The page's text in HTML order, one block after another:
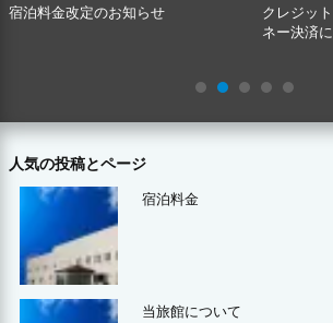
宿泊料金改定のお知らせ
クレジッ
ネー決済
人気の投稿とページ
宿泊料金
当旅館について